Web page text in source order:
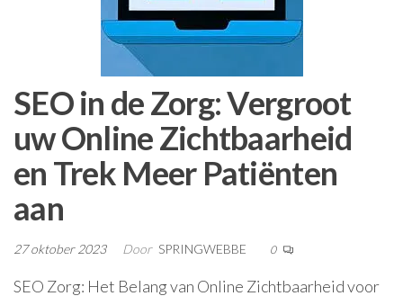
SEO in de Zorg: Vergroot
uw Online Zichtbaarheid
en Trek Meer Patiënten
aan
27 oktober 2023 Door SPRINGWEBBE 0
SEO Zorg: Het Belang van Online Zichtbaarheid voor